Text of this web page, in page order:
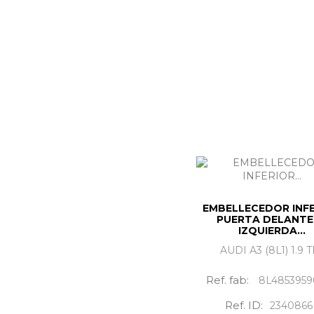
EMBELLECEDOR
PUERTA
IZQUIERDA...
AUDI A3 (8L1) 1.9
Ref. fab:
Ref. ID: 2340866